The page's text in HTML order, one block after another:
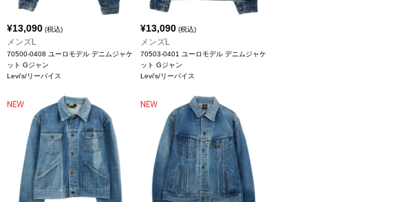
¥13,090 (税込)
メンズL
70500-0408 ユーロモデル デニムジャケ
ット Gジャン
Levi's/リーバイス
¥13,090 (税込)
メンズL
70503-0401 ユーロモデル デニムジャケ
ット Gジャン
Levi's/リーバイス